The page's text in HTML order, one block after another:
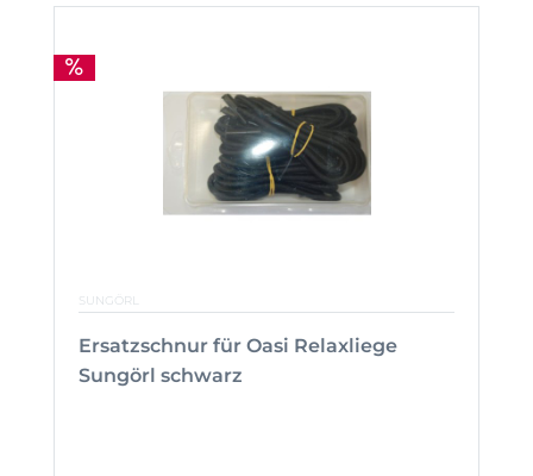
SUNGÖRL
Ersatzschnur für Oasi Relaxliege
Sungörl schwarz